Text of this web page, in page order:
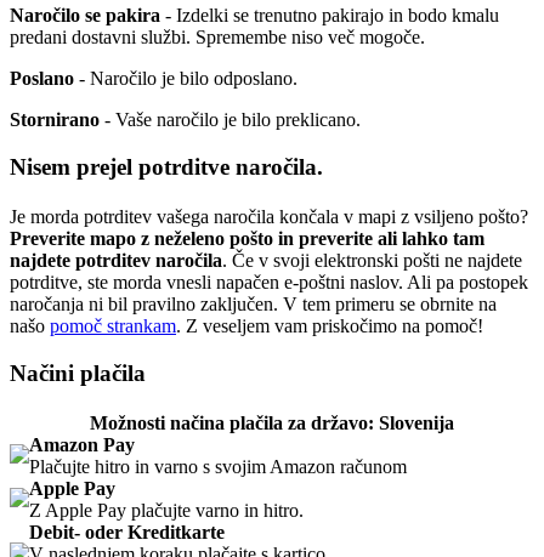
Naročilo se pakira - Izdelki se trenutno pakirajo in bodo kmalu
predani dostavni službi. Spremembe niso več mogoče.
Poslano - Naročilo je bilo odposlano.
Stornirano - Vaše naročilo je bilo preklicano.
Nisem prejel potrditve naročila.
Je morda potrditev vašega naročila končala v mapi z vsiljeno pošto?
Preverite mapo z neželeno pošto in preverite ali lahko tam
najdete potrditev naročila. Če v svoji elektronski pošti ne najdete
potrditve, ste morda vnesli napačen e-poštni naslov. Ali pa postopek
naročanja ni bil pravilno zaključen. V tem primeru se obrnite na
našo pomoč strankam. Z veseljem vam priskočimo na pomoč!
Načini plačila
Možnosti načina plačila za državo: Slovenija
Amazon Pay
Plačujte hitro in varno s svojim Amazon računom
Apple Pay
Z Apple Pay plačujte varno in hitro.
Debit- oder Kreditkarte